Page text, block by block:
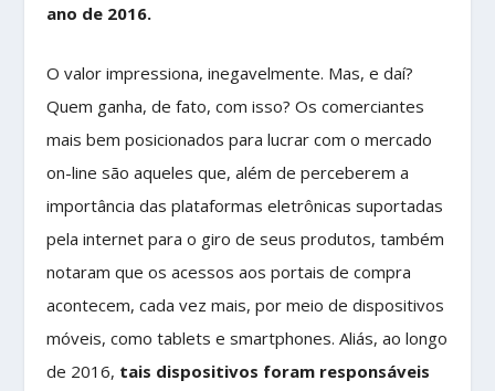
ano de 2016.
O valor impressiona, inegavelmente. Mas, e daí?
Quem ganha, de fato, com isso? Os comerciantes
mais bem posicionados para lucrar com o mercado
on-line são aqueles que, além de perceberem a
importância das plataformas eletrônicas suportadas
pela internet para o giro de seus produtos, também
notaram que os acessos aos portais de compra
acontecem, cada vez mais, por meio de dispositivos
móveis, como tablets e smartphones. Aliás, ao longo
de 2016, tais dispositivos foram responsáveis